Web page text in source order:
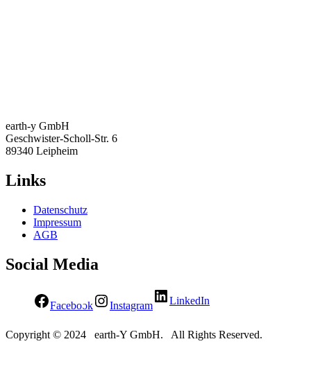
earth-y GmbH
Geschwister-Scholl-Str. 6
89340 Leipheim
Links
Datenschutz
Impressum
AGB
Social Media
Facebook Instagram LinkedIn
Copyright © 2024 earth-Y GmbH. All Rights Reserved.